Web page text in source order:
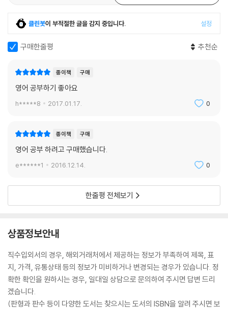
클린봇이 부적절한 글을 감지 중입니다. 설정
구매한줄평 추천순
종이책 구매
영어 공부하기 좋아요
h*****8 2017.01.17. 0
종이책 구매
영어 공부 하려고 구매했습니다.
e******1 2016.12.14. 0
한줄평 전체보기
상품정보안내
직수입외서의 경우, 해외거래처에서 제공하는 정보가 부족하여 제목, 표
지, 가격, 유통상태 등의 정보가 미비하거나 변경되는 경우가 있습니다. 정
확한 확인을 원하시는 경우, 일대일 상담으로 문의하여 주시면 답변 드리
겠습니다.
(판형과 판수 등이 다양한 도서는 찾으시는 도서의 ISBN을 알려 주시면 보